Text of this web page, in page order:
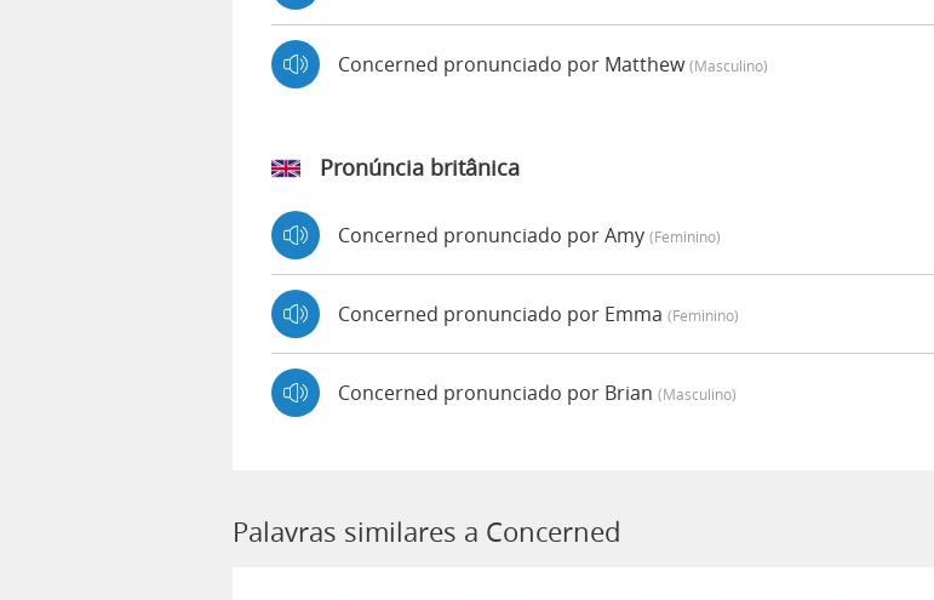
Concerned pronunciado por Matthew(masculino)
Pronúncia britânica
Concerned pronunciado por Amy (feminino)
Concerned pronunciado por Emma (feminino)
Concerned pronunciado por Brian (masculino)
Palavras similares a Concerned